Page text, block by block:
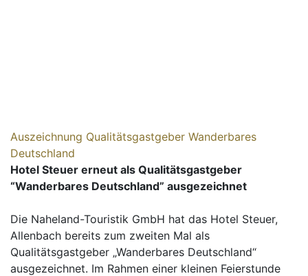
Auszeichnung Qualitätsgastgeber Wanderbares
Deutschland
Hotel Steuer erneut als Qualitätsgastgeber
“Wanderbares Deutschland” ausgezeichnet
Die Naheland-Touristik GmbH hat das Hotel Steuer,
Allenbach bereits zum zweiten Mal als
Qualitätsgastgeber „Wanderbares Deutschland“
ausgezeichnet. Im Rahmen einer kleinen Feierstunde